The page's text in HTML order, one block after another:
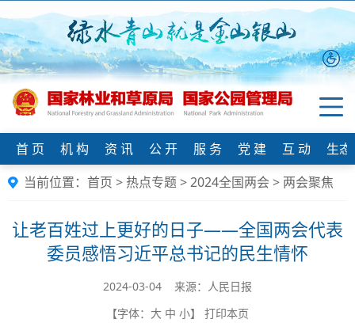
首 页 机 构 资 讯 公 开 服 务 党 建 互 动
生
当前位置： 首页 > 热点专题>2024全国两会 > 两会聚焦
让老百姓过上更好的日子——全国两会代表
委员感悟习近平总书记的民生情怀
2024-03-04 来源：人民日报
【字体： 大 中 小】 打印本页